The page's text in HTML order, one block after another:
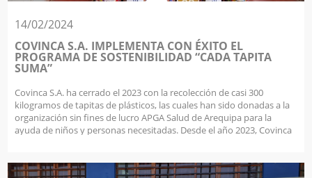
14/02/2024
COVINCA S.A. IMPLEMENTA CON ÉXITO EL
PROGRAMA DE SOSTENIBILIDAD “CADA TAPITA
SUMA”
Covinca S.A. ha cerrado el 2023 con la recolección de casi 300
kilogramos de tapitas de plásticos, las cuales han sido donadas a la
organización sin fines de lucro APGA Salud de Arequipa para la
ayuda de niños y personas necesitadas. Desde el año 2023, Covinca
(ObsSocial) del Ministerio de Transportes y Comunicaciones. Así,